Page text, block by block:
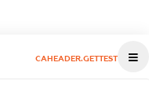
CAHEADER.GETTEST